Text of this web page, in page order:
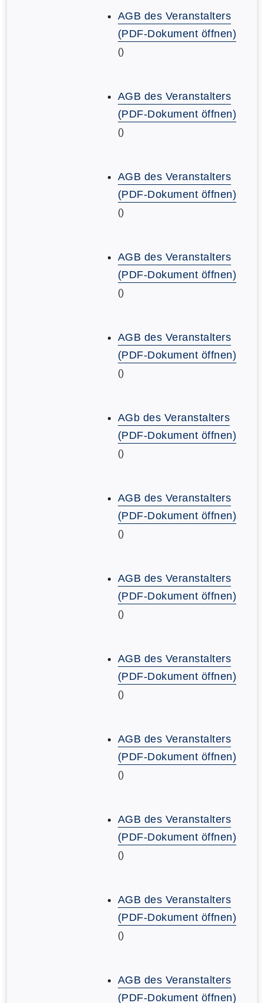
AGB des Veranstalters
(PDF-Dokument öffnen)
()
AGB des Veranstalters
(PDF-Dokument öffnen)
()
AGB des Veranstalters
(PDF-Dokument öffnen)
()
AGB des Veranstalters
(PDF-Dokument öffnen)
()
AGB des Veranstalters
(PDF-Dokument öffnen)
()
AGb des Veranstalters
(PDF-Dokument öffnen)
()
AGB des Veranstalters
(PDF-Dokument öffnen)
()
AGB des Veranstalters
(PDF-Dokument öffnen)
()
AGB des Veranstalters
(PDF-Dokument öffnen)
()
AGB des Veranstalters
(PDF-Dokument öffnen)
()
AGB des Veranstalters
(PDF-Dokument öffnen)
()
AGB des Veranstalters
(PDF-Dokument öffnen)
()
AGB des Veranstalters
(PDF-Dokument öffnen)